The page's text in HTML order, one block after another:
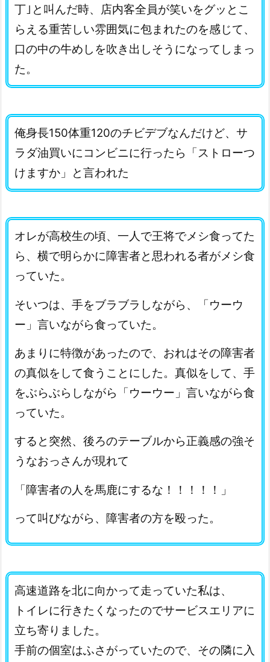
丁｣と叫んだ時、店内客全員が笑いをグッとこ
らえる重苦しい雰囲気に包まれたのを感じて、
口の中の牛めしを吹き出しそうになってしまっ
た。
俺身長150体重120のチビデブなんだけど、サ
ラダ油買いにコンビニに行ったら「ストローつ
けますか」と言われた
オレが高校生の頃、一人で王将でメシ食ってた
ら、横で明らかに障害者と思われる者がメシ食
っていた。
そいつは、手をブラブラしながら、「ウーウ
ー」言いながら食っていた。
あまりに特徴があったので、おれはその障害者
の真似をして食うことにした。真似をして、手
をぶらぶらしながら「ウーウー」言いながら食
っていた。
すると突然、後ろのテーブルから正義感の強そ
うなおっさんが現れて
「障害者の人を馬鹿にするな！！！！！」
って叫びながら、障害者の方を殴った。
高速道路を北に向かって走っていた私は、
トイレに行きたくなったのでサービスエリアに
立ち寄りました。
手前の個室はふさがっていたので、その隣に入